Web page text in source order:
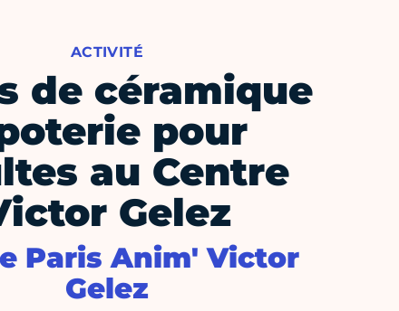
ACTIVITÉ
de céramique
pour
au Centre
Gelez
Paris Anim' Victor
Gelez